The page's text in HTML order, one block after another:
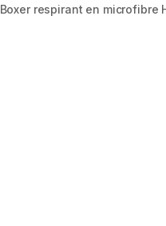
Boxer respirant en microfibre